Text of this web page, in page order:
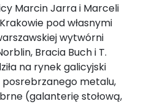
Marcin Jarra i Marceli
pod własnymi
wytwórni
Bracia Buch i T.
na rynek galicyjski
metalu,
(galanterię stołową,